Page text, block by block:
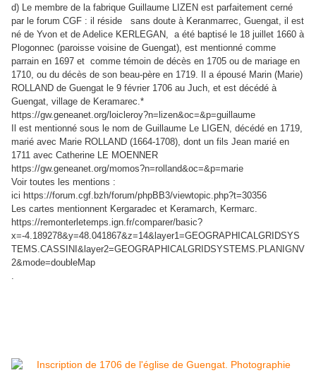
d) Le membre de la fabrique Guillaume LIZEN est parfaitement cerné
par le forum CGF : il réside sans doute à Keranmarrec, Guengat, il est
né de Yvon et de Adelice KERLEGAN,
a été baptisé le 18 juillet 1660 à
Plogonnec (paroisse voisine de Guengat), est mentionné comme
parrain en 1697 et comme témoin de décès en 1705 ou de mariage en
1710, ou du décès de son beau-père en 1719. Il a épousé Marin (Marie)
ROLLAND de Guengat le 9 février 1706 au Juch, et est décédé à
Guengat, village de Keramarec.*
https://gw.geneanet.org/loicleroy?n=lizen&oc=&p=guillaume
Il est mentionné sous le nom de Guillaume Le LIGEN, décédé en 1719,
marié avec Marie ROLLAND (1664-1708), dont un fils Jean marié en
1711 avec Catherine LE MOENNER
https://gw.geneanet.org/momos?n=rolland&oc=&p=marie
Voir toutes les mentions :
ici https://forum.cgf.bzh/forum/phpBB3/viewtopic.php?t=30356
Les cartes mentionnent Kergaradec et Keramarch, Kermarc.
https://remonterletemps.ign.fr/comparer/basic?
x=-4.189278&y=48.041867&z=14&layer1=GEOGRAPHICALGRIDSYS
TEMS.CASSINI&layer2=GEOGRAPHICALGRIDSYSTEMS.PLANIGNV
2&mode=doubleMap